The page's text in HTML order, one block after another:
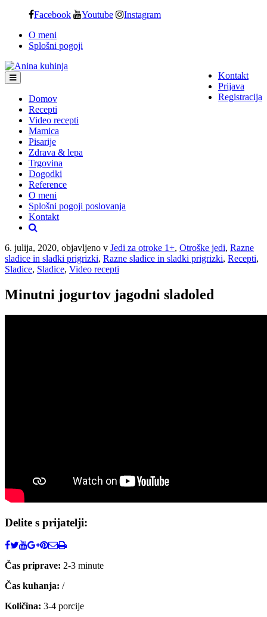
content
Facebook Youtube Instagram
O meni
Splošni pogoji
Kontakt
Prijava
Registracija
Domov
Recepti
Video recepti
Mamica
Pisarije
Zdrava & lepa
Trgovina
Dogodki
Reference
O meni
Splošni pogoji poslovanja
Kontakt
6. julija, 2020, objavljeno v Jedi za otroke 1+, Otroške jedi, Razne
sladice in sladki prigrizki, Razne sladice in sladki prigrizki, Recepti,
Sladice, Sladice, Video recepti
Minutni jogurtov jagodni sladoled
Delite s prijatelji:
Čas priprave: 2-3 minute
Čas kuhanja: /
Količina: 3-4 porcije